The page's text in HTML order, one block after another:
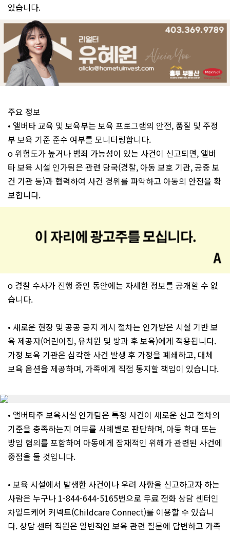
있습니다.
주요 정보
• 앨버타 교육 및 보육부는 보육 프로그램의 안전, 품질 및 주정
부 보육 기준 준수 여부를 모니터링합니다.
o 위험도가 높거나 범죄 가능성이 있는 사건이 신고되면, 앨버
타 보육 시설 인가팀은 관련 당국(경찰, 아동 보호 기관, 공중 보
건 기관 등)과 협력하여 사건 경위를 파악하고 아동의 안전을 확
보합니다.
o 경찰 수사가 진행 중인 동안에는 자세한 정보를 공개할 수 없
습니다.
• 새로운 현장 및 공공 공지 게시 절차는 인가받은 시설 기반 보
육 제공자(어린이집, 유치원 및 방과 후 보육)에게 적용됩니다.
가정 보육 기관은 심각한 사건 발생 후 가정을 폐쇄하고, 대체
보육 옵션을 제공하며, 가족에게 직접 통지할 책임이 있습니다.
• 앨버타주 보육시설 인가팀은 특정 사건이 새로운 신고 절차의
기준을 충족하는지 여부를 사례별로 판단하며, 아동 학대 또는
방임 혐의를 포함하여 아동에게 잠재적인 위해가 관련된 사건에
중점을 둘 것입니다.
• 보육 시설에서 발생한 사건이나 우려 사항을 신고하고자 하는
사람은 누구나 1-844-644-5165번으로 무료 전화 상담 센터인
차일드케어 커넥트(Childcare Connect)를 이용할 수 있습니
다. 상담 센터 직원은 일반적인 보육 관련 질문에 답변하고 가족